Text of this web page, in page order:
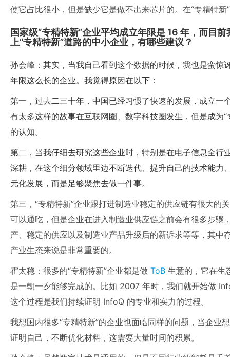
使它占比很小，但是缺少它是做不出来芯片的。在“专精特
国家级“专精特新”企业平均成立年限是 16 年，而目
上“专精特新”道路的中小企业，有哪些建议？
孙会峰：其实，当我自己看到这个数据的时候，我也是蛮惊
年限这么长的企业。我觉得原因在以下：
第一，过去二三十年，中国已经习惯了快速的发展，成立一
有太多这样的故事在互联网圈、数字科技圈发生，但是成为
的认知。
第二，当我仔细去研究这些企业时，特别是在电子信息全行
深耕，在这个细分领域里边不断迭代、提升自己的技术能力
元化发展，而是足够聚焦去做一件事。
第三，“专精特新”企业跟打进制造业稳定的供应链有很大的
可以通吃，但是企业在进入制造业供应链之前会有很多步骤
产、稳定的供应以及制造业产品升级后的新诉求等等，其
产业生态来说是非常重要的。
霍太稳：很多的“专精特新”企业都是做 ToB 生意的，它在生
是一朝一夕能够完成的。比如 2007 年时，我们就开始做
这个过程是我们持续证明 InfoQ 的专业和实力的过程。
我想国内很多“专精特新”的企业也面临同样的问题，当企业
证明自己，不断优化材料，这需要大量时间的积累。